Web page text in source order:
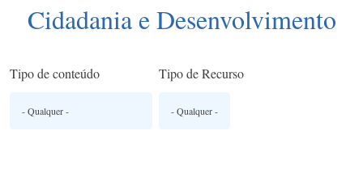
Cidadania e Desenvolvimento
Tipo de conteúdo Tipo de Recurso